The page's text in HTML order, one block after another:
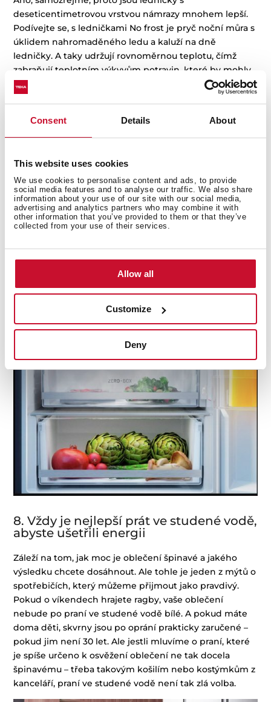
Consent Details About
This website uses cookies
We use cookies to personalise content and ads, to provide
social media features and to analyse our traffic. We also share
information about your use of our site with our social media,
advertising and analytics partners who may combine it with
other information that you’ve provided to them or that they’ve
collected from your use of their services.
Allow all
Customize
Deny
deseticentimetrovou vrstvou námrazy mnohem lepší.
Podívejte se, s ledničkami No frost je pryč noční můra s
úklidem nahromaděného ledu a kaluží na dně
ledničky. A taky udržují rovnoměrnou teplotu, čímž
zabraňují teplotním výkyvům potravin, které by mohly
změnit jejich stav. A pokud je srovnáme se starou
lednicí, je to jasná volba: moderní modely ledniček
Nejen proto, že to říká Teka nebo jiná značka, ale proto,
že technologie použitá při jejich vývoji je navržena tak,
v nich:
Zásuvky určené speciálně pro čerstvé produkty.
Systémy, které zabraňují množení bakterií, takže
potraviny vydrží déle v lepším stavu.
Kontinuální a stabilnější teplota pro mrazení a
skladování v chladu.
A to vše se promítá do chladniček, které se pohodlněji
používají a čistí a také jsou energeticky úspornější.
8. Vždy je nejlepší prát ve studené vodě,
abyste ušetřili energii
Záleží na tom, jak moc je oblečení špinavé a jakého
výsledku chcete dosáhnout. Ale tohle je jeden z mýtů o
spotřebičích, který můžeme přijmout jako pravdivý.
Pokud o víkendech hrajete ragby, vaše oblečení
nebude po praní ve studené vodě bílé. A pokud máte
doma děti, skvrny jsou po oprání prakticky zaručené –
pokud jim není 30 let. Ale jestli mluvíme o praní, které
je spíše určeno k osvěžení oblečení ne tak docela
špinavému – třeba takovým košilím nebo kostýmkům z
kanceláří, praní ve studené vodě není tak zlá volba.